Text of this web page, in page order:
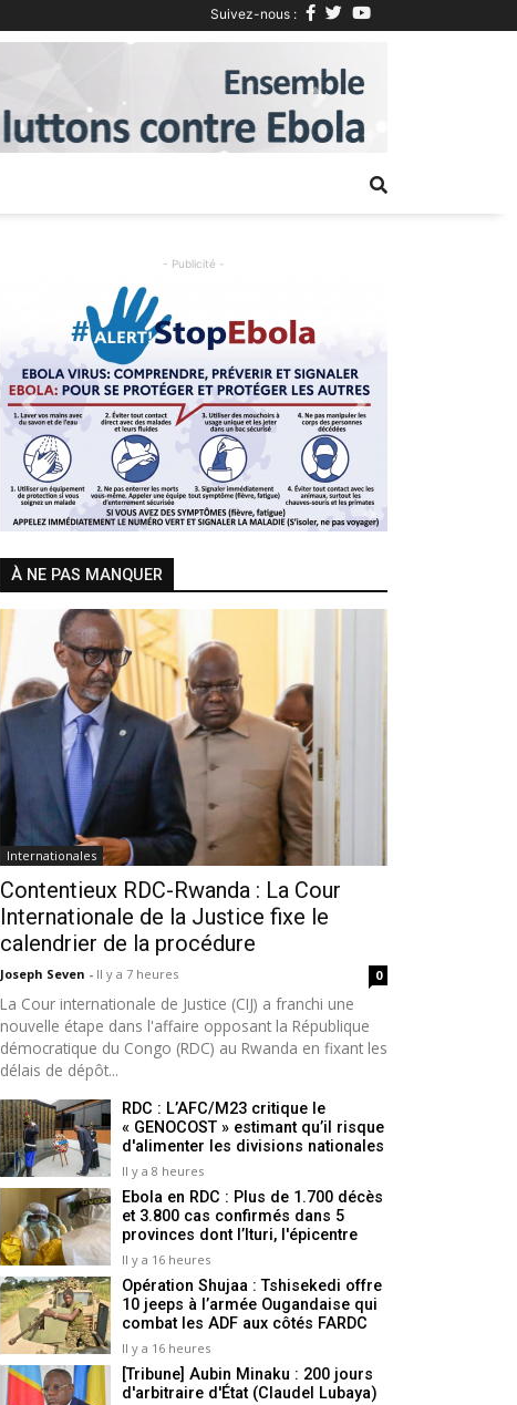
Suivez-nous :
Next
- Publicité -
Previous Next
À NE PAS MANQUER
Internationales
Contentieux RDC-Rwanda : La Cour
Internationale de la Justice fixe le
calendrier de la procédure
Joseph Seven - Il y a 7 heures 0
La Cour internationale de Justice (CIJ) a franchi une
nouvelle étape dans l'affaire opposant la République
démocratique du Congo (RDC) au Rwanda en fixant les
délais de dépôt...
RDC : L’AFC/M23 critique le
« GENOCOST » estimant qu’il risque
d'alimenter les divisions nationales
Il y a 8 heures
Ebola en RDC : Plus de 1.700 décès
et 3.800 cas confirmés dans 5
provinces dont l’Ituri, l'épicentre
Il y a 16 heures
Opération Shujaa : Tshisekedi offre
10 jeeps à l’armée Ougandaise qui
combat les ADF aux côtés FARDC
Il y a 16 heures
[Tribune] Aubin Minaku : 200 jours
d'arbitraire d'État (Claudel Lubaya)